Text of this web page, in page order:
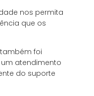
nos permita
que os
também foi
atendimento
do suporte